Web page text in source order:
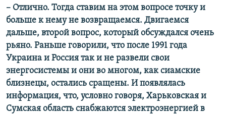
– Отлично. Тогда ставим на этом вопросе точку и
больше к нему не возвращаемся. Двигаемся
дальше, второй вопрос, который обсуждался очень
рьяно. Раньше говорили, что после 1991 года
Украина и Россия так и не развели свои
энергосистемы и они во многом, как сиамские
близнецы, остались сращены. И появлялась
информация, что, условно говоря, Харьковская и
Сумская область снабжаются электроэнергией в